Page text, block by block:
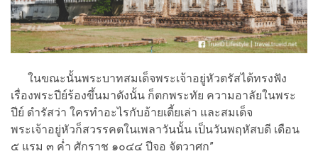
ในขณะนั้นพระบาทสมเด็จพระเจ้าอยู่หัวตรัสได้ทรงฟัง
เรื่องพระปีย์ร้องขึ้นมาดังนั้น ก็ตกพระทัย ความอาลัยในพระ
ปีย์ ดำรัสว่า ใครทำอะไรกับอ้ายเตี้ยเล่า และสมเด็จ
พระเจ้าอยู่หัวก็สวรรคตในเพลาวันนั้น เป็นวันพฤหัสบดี เดือน
๕ แรม ๓ ค่ำ ศักราช ๑๐๔๔ ปีจอ จัตวาศก”